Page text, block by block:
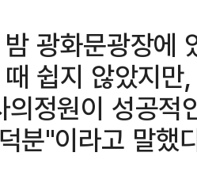
광화문광장에
쉽지 않았지
정원이 성공적
분"이라고 말했